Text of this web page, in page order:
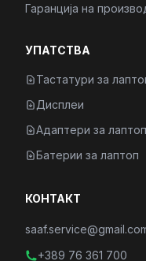
Гаранција на
УПАТСТВА
Тастатури за
Дисплеи
Адаптери за лаптоп
Батерии за лаптоп
КОНТАКТ
+389 76 361 700